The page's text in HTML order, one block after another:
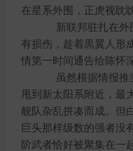
在星系外围，正虎视眈
新联邦驻扎在外
有损伤，趁着黒翼人形
情第一时间通告给陈怀
虽然根据情报推
甩到新太阳系附近，最
舰队杂乱拼凑而成。但
巨头那样级数的强者没
阶武者恰好被聚集在一